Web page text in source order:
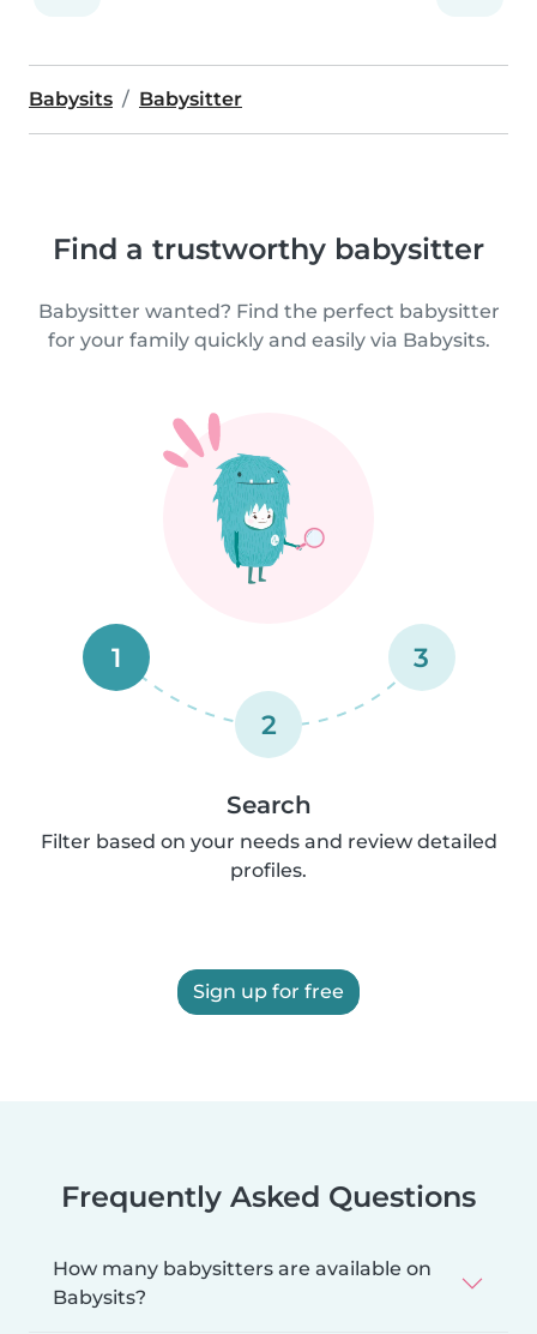
Babysits Babysitter
Find a trustworthy babysitter
Babysitter wanted? Find the perfect babysitter
for your family quickly and easily via Babysits.
1
2
3
Search
Filter based on your needs and review detailed
profiles.
Sign up for free
Frequently Asked Questions
How many babysitters are available on
Babysits?